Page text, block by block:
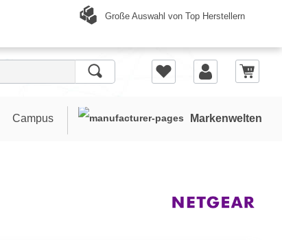
Große Auswahl von Top Herstellern
Campus Markenwelten